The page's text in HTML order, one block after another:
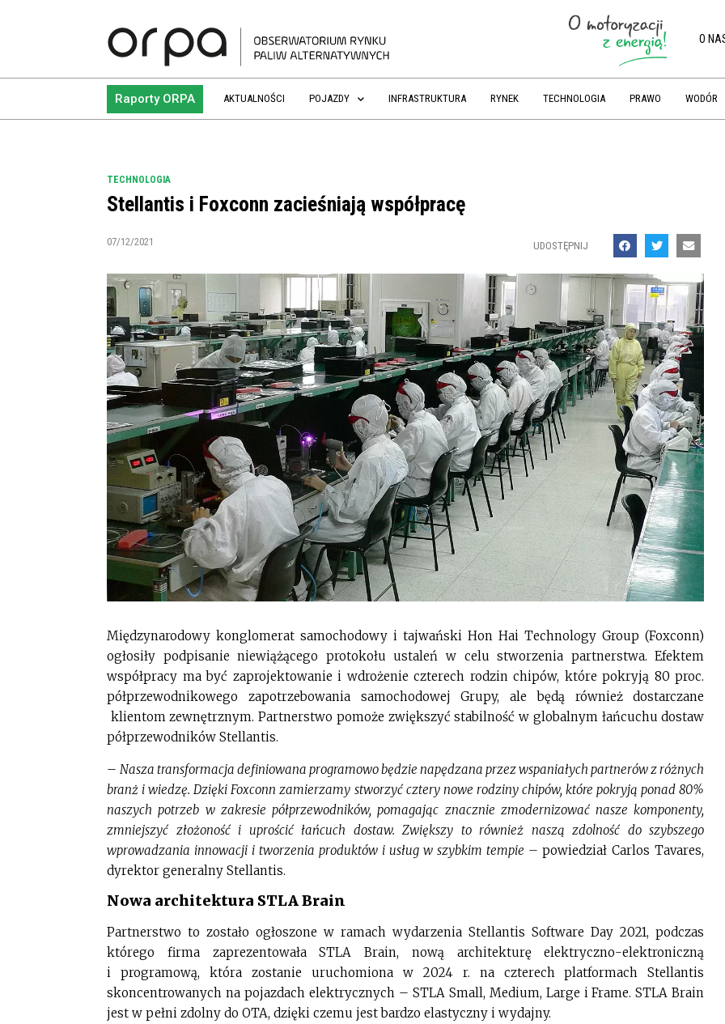
O
Raporty ORPA AKTUALNOŚCI POJAZDY INFRASTRUKTURA RYNEK TECHNOLOGIA PRAWO WODÓR
TECHNOLOGIA
Stellantis i Foxconn zacieśniają współpracę
07/12/2021 UDOSTĘPNIJ
Międzynarodowy konglomerat samochodowy i tajwański Hon Hai Technology Group (Foxconn)
ogłosiły podpisanie niewiążącego protokołu ustaleń w celu stworzenia partnerstwa. Efektem
współpracy ma być zaprojektowanie i wdrożenie czterech rodzin chipów, które pokryją 80 proc.
półprzewodnikowego zapotrzebowania samochodowej Grupy, ale będą również dostarczane
klientom zewnętrznym. Partnerstwo pomoże zwiększyć stabilność w globalnym łańcuchu dostaw
półprzewodników Stellantis.
– Nasza transformacja definiowana programowo będzie napędzana przez wspaniałych partnerów z różnych
branż i wiedzę. Dzięki Foxconn zamierzamy stworzyć cztery nowe rodziny chipów, które pokryją ponad 80%
naszych potrzeb w zakresie półprzewodników, pomagając znacznie zmodernizować nasze komponenty,
zmniejszyć złożoność i uprościć łańcuch dostaw. Zwiększy to również naszą zdolność do szybszego
wprowadzania innowacji i tworzenia produktów i usług w szybkim tempie – powiedział Carlos Tavares,
dyrektor generalny Stellantis.
Nowa architektura STLA Brain
Partnerstwo to zostało ogłoszone w ramach wydarzenia Stellantis Software Day 2021, podczas
którego firma zaprezentowała STLA Brain, nową architekturę elektryczno-elektroniczną
i programową, która zostanie uruchomiona w 2024 r. na czterech platformach Stellantis
skoncentrowanych na pojazdach elektrycznych – STLA Small, Medium, Large i Frame. STLA Brain
jest w pełni zdolny do OTA, dzięki czemu jest bardzo elastyczny i wydajny.